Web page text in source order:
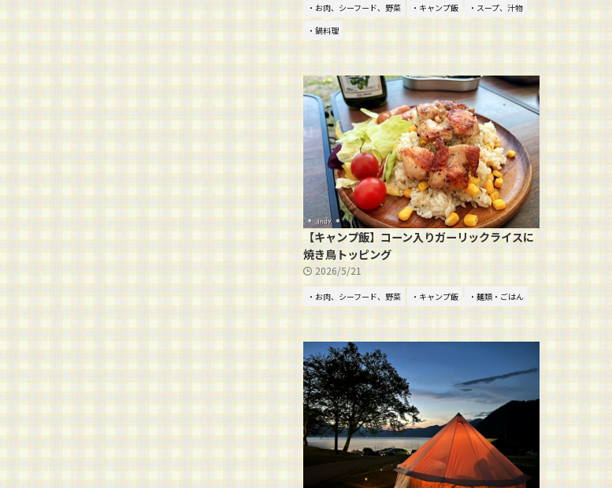
・お肉、シーフード、野菜 ・キャンプ飯
・スープ、汁物
・鍋料理
【キャンプ飯】コーン入りガーリックライスに
焼き鳥トッピング
2026/5/21
・お肉、シーフード、野菜 ・キャンプ飯 ・麺類・ごはん